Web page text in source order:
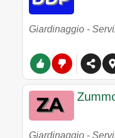
Giardinaggio -
Giardinaggio -